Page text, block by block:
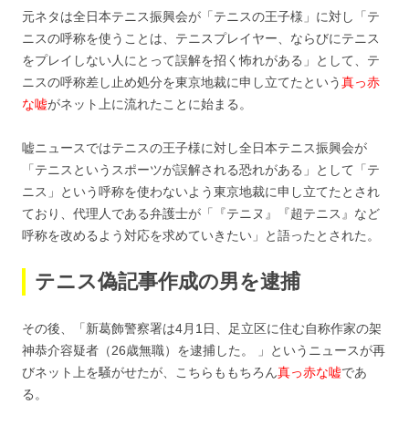
元ネタは全日本テニス振興会が「テニスの王子様」に対し「テ
ニスの呼称を使うことは、テニスプレイヤー、ならびにテニス
をプレイしない人にとって誤解を招く怖れがある」として、テ
ニスの呼称差し止め処分を東京地裁に申し立てたという真っ赤
な嘘がネット上に流れたことに始まる。
嘘ニュースではテニスの王子様に対し全日本テニス振興会が
「テニスというスポーツが誤解される恐れがある」として「テ
ニス」という呼称を使わないよう東京地裁に申し立てたとされ
ており、代理人である弁護士が「『テニヌ』『超テニス』など
呼称を改めるよう対応を求めていきたい」と語ったとされた。
テニス偽記事作成の男を逮捕
その後、「新葛飾警察署は4月1日、足立区に住む自称作家の架
神恭介容疑者（26歳無職）を逮捕した。 」というニュースが再
びネット上を騒がせたが、こちらももちろん真っ赤な嘘であ
る。